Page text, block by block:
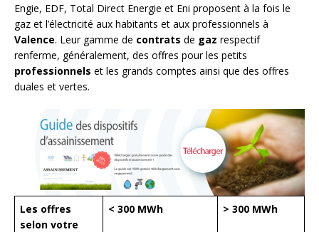
Engie, EDF, Total Direct Energie et Eni proposent à la fois le
gaz et l’électricité aux habitants et aux professionnels à
Valence. Leur gamme de contrats de gaz respectif
renferme, généralement, des offres pour les petits
professionnels et les grands comptes ainsi que des offres
duales et vertes.
Les offres
selon votre
< 300 MWh > 300 MWh